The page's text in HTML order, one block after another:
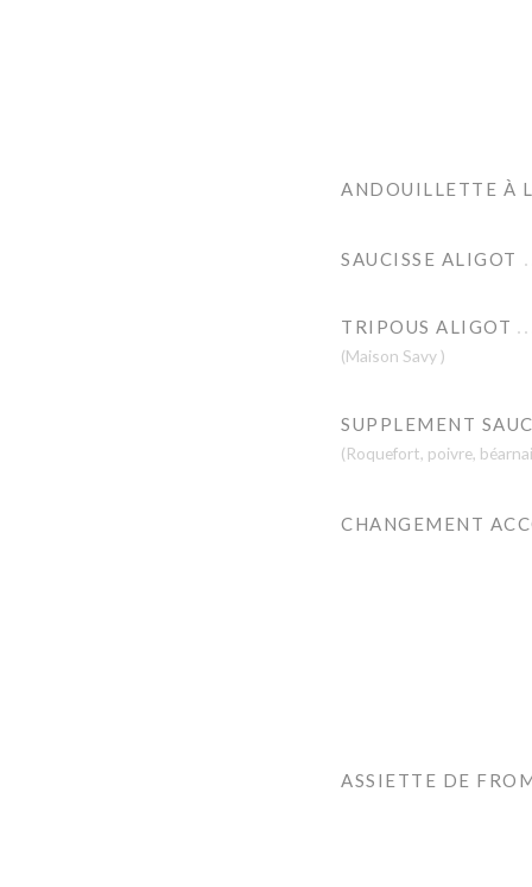
ANDOUILLETTE À
SAUCISSE ALIGOT
TRIPOUS ALIGOT
(Maison Savy )
SUPPLEMENT
(Roquefort, poivre,
CHANGEMENT
ASSIETTE DE